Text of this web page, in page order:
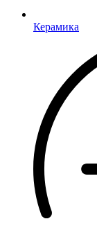
Керамика